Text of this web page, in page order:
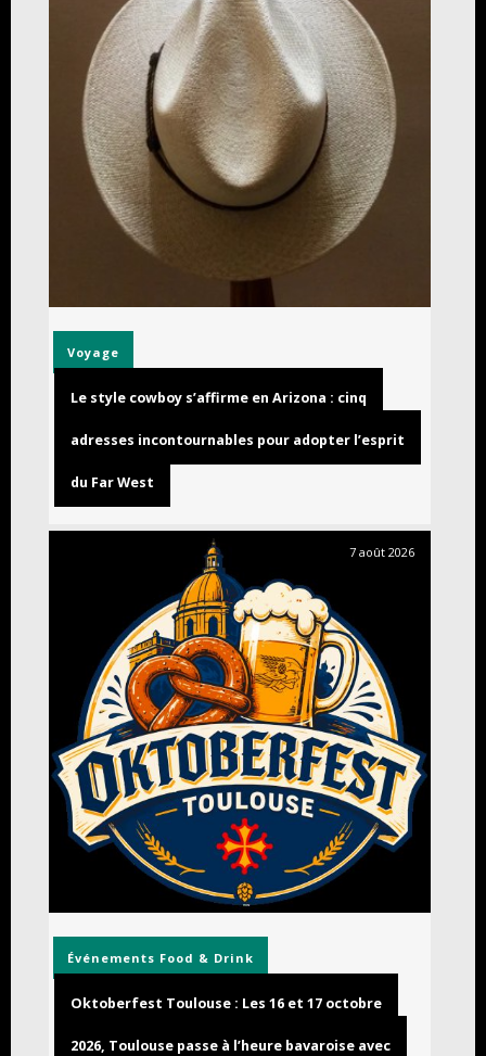
Voyage
Le style cowboy s’affirme en Arizona : cinq
adresses incontournables pour adopter l’esprit
du Far West
7 août 2026
Événements Food & Drink
Oktoberfest Toulouse : Les 16 et 17 octobre
2026, Toulouse passe à l’heure bavaroise avec